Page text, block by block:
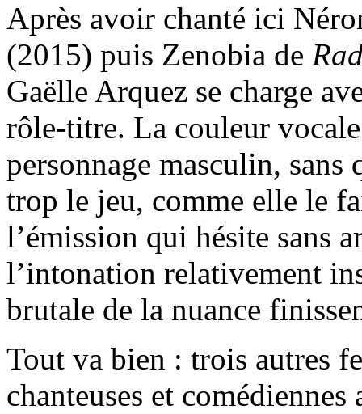
Après avoir chanté ici
(2015) puis Zenobia de
Gaëlle Arquez se charge
rôle-titre. La couleur
personnage masculin, sans
trop le jeu, comme elle le
l’émission qui hésite sans
l’intonation relativement
brutale de la nuance
Tout va bien : trois autres
chanteuses et